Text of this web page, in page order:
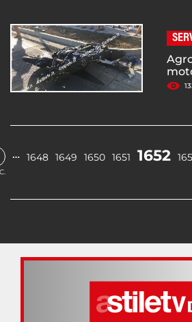
… 1648 1649 1650 1651 1652